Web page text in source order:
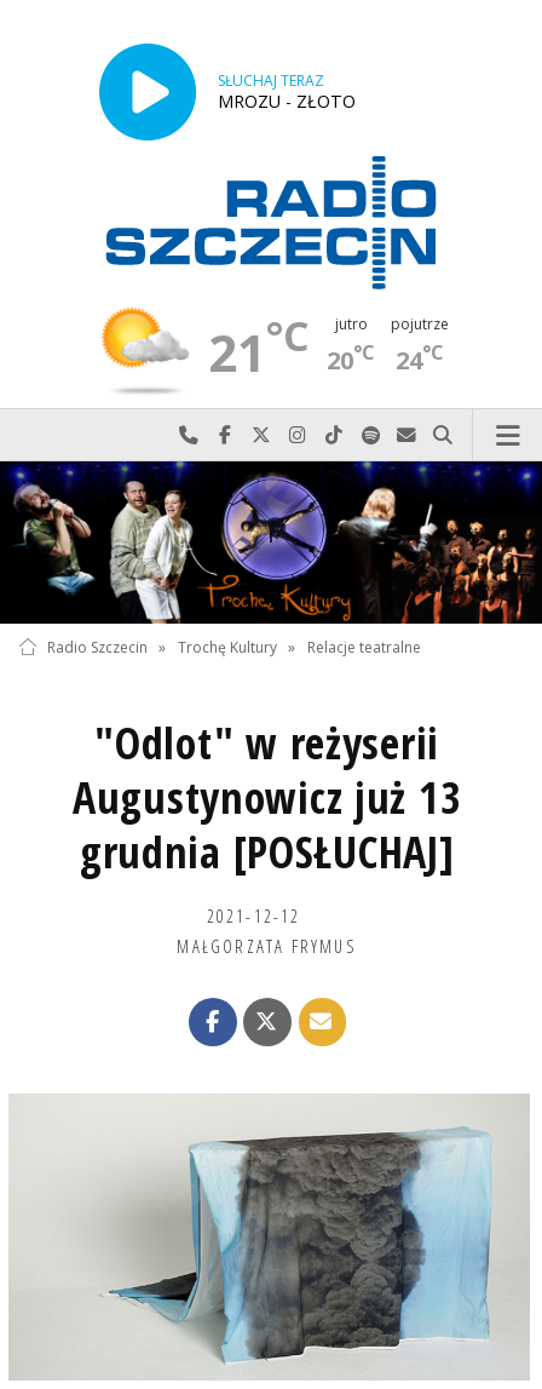
SŁUCHAJ TERAZ
MROZU - ZŁOTO
21°C jutro
20°C
pojutrze
24°C
Najlepiej po prostu do nas zadzwoń
Odwiedź nas na Facebook-u
Odwiedź nas na X
Odwiedź nas na Instagram-ie
Odwiedź nas na TikTok-u
Szukaj nas na Spotify
Wyślij do nas
Szukaj
Radio Szczecin » Trochę Kultury » Relacje teatralne
"Odlot" w reżyserii
Augustynowicz już 13
grudnia [POSŁUCHAJ]
2021-12-12
MAŁGORZATA FRYMUS